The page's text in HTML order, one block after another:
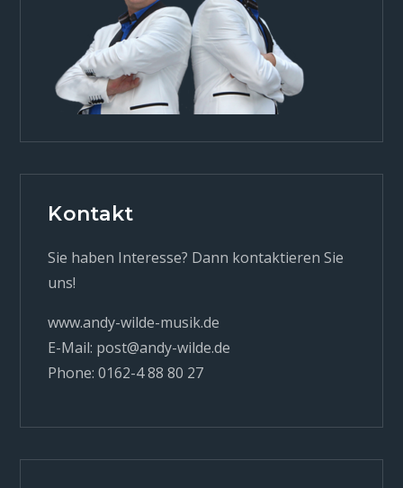
Kontakt
Sie haben Interesse? Dann kontaktieren Sie
uns!
www.andy-wilde-musik.de
E-Mail: post@andy-wilde.de
Phone: 0162-4 88 80 27